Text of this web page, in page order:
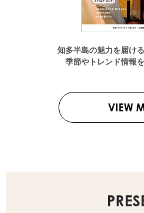
知多半島の魅力を届け
季節やトレンド情報
VIEW